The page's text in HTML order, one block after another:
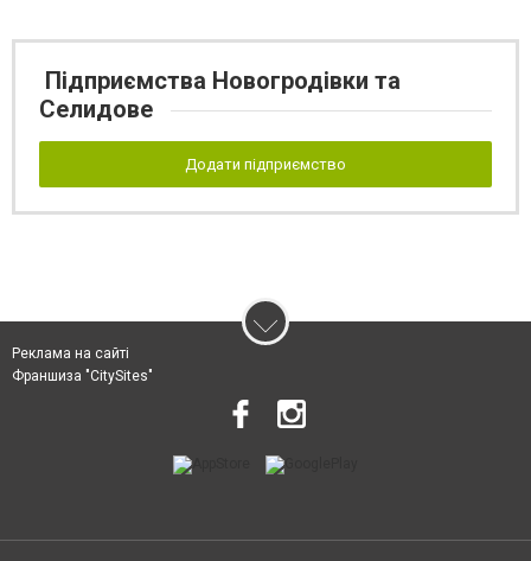
Підприємства Новогродівки та
Селидове
Додати підприємство
Реклама на сайті
Франшиза "CitySites"